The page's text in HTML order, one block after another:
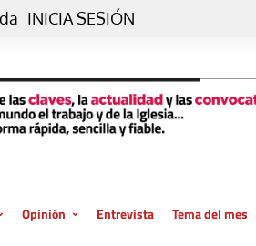
INICIA SESIÓN
Opinión
Entrevista Tema del mes